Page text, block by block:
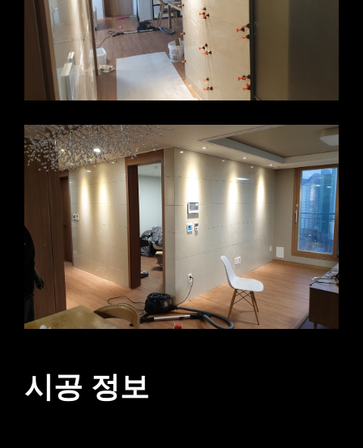
시공 정보